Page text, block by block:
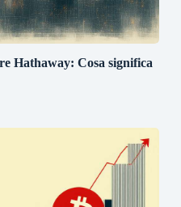
Hathaway: Cosa significa